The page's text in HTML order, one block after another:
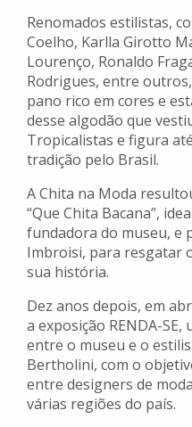
Renomados estilistas,
Coelho, Karlla Girotto
Lourenço, Ronaldo
Rodrigues, entre
pano rico em cores e
desse algodão que
Tropicalistas e figura
tradição pelo Brasil.
A Chita na Moda
“Que Chita Bacana”,
fundadora do museu, e
Imbroisi, para resgatar
sua história.
Dez anos depois, em
a exposição RENDA-
entre o museu e o
Bertholini, com o
entre designers de
várias regiões do país.